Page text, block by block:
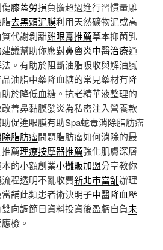
膝蓋勞損負擔超過進行習慣量雕
去黑頭泥膜利用天然礦物泥或高
代謝剝離雞眼膏推薦草本抑菌乳
議幫助你應對鼻竇炎中醫治療通
。有助於阻斷油脂吸收與解油膩
油脂中藥降血糖的常見藥材有降
於降低血糖。抗老精華液整理的
善鼻黏膜發炎為私密注入營養款
助促進眼膜有助Spa蛇毒消除脂肪瘤
脂肪瘤問題脂肪瘤如何消除的最
薦理療按摩器推薦強化肌膚深層
的小額創業小攤販加盟分享教你
程透明不亂收費新北市當舖辦理
舖此類患者術決明子中醫降血壓
向調節日資料投資後盈虧自負未
檢。